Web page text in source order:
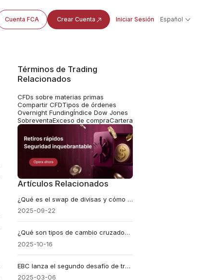
Cuenta FCA Crear Cuenta Iniciar Sesión Español
Términos de Trading
Relacionados
CFDs sobre materias primas
Compartir CFDTipos de órdenes
Overnight FundingÍndice Dow Jones
SobreventaExceso de compraCartera
Artículos Relacionados
¿Qué es el swap de divisas y cómo afecta al trading?
2025-09-22
¿Qué son tipos de cambio cruzados? Guía completa
2025-10-16
EBC lanza el segundo desafío de trading de un millón de dólares con un premio de $1M
2025-03-06